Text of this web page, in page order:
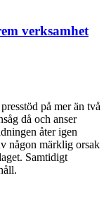
verksamhet
på mer än två
då och anser
åter igen
någon märklig orsak
Samtidigt